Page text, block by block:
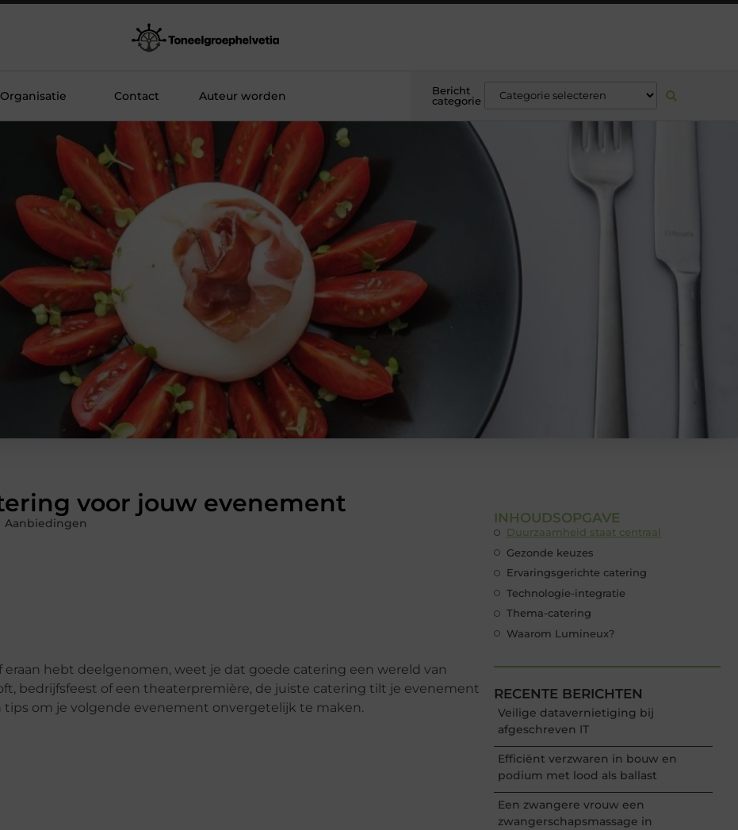
Contact Auteur worden
Bericht
categorie
voor jouw evenement
Aanbiedingen
hebt deelgenomen, weet je dat goede catering een wereld van
bedrijfsfeest of een theaterpremière, de juiste catering tilt je evenement
tips om je volgende evenement onvergetelijk te maken.
INHOUDSOPGAVE
Duurzaamheid staat centraal
Gezonde keuzes
Ervaringsgerichte catering
Technologie-integratie
Thema-catering
Waarom Lumineux?
RECENTE BERICHTEN
Veilige datavernietiging bij
afgeschreven IT
Efficiënt verzwaren in bouw en
podium met lood als ballast
Een zwangere vrouw een
zwangerschapsmassage in